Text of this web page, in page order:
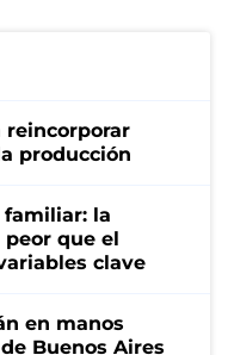
reincorporar
producción
la
que el
clave
en manos
Buenos Aires